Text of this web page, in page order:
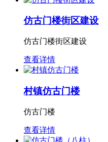
仿古门楼街区建设
仿古门楼街区建设
查看详情
村镇仿古门楼
仿古门楼
查看详情